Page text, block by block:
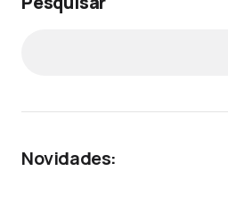
Novidades: